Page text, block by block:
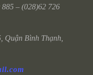
– (028)62 726
Quận Bình Thạnh,